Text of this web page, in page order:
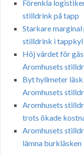
Förenkla
stilldrink på tapp
Starkare marginal
stilldrink i tappkyl
Höj värdet för
Aromhusets
Byt hyllmeter
Aromhusets
Aromhusets
trots ökade
Aromhusets
lämna burkläsken